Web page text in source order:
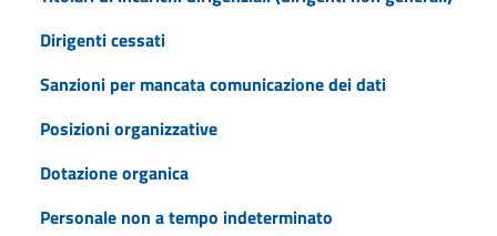
Dirigenti cessati
Sanzioni per mancata comunicazione dei dati
Posizioni organizzative
Dotazione organica
Personale non a tempo indeterminato